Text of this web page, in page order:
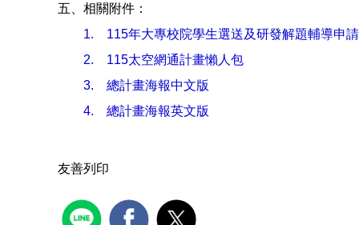
五、相關附件：
1. 115年大專校院學生選送及研發解題輔導申
2. 115太空網通計畫懶人包
3. 總計畫海報中文版
4. 總計畫海報英文版
友善列印